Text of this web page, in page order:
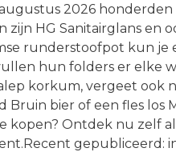
2026
zijn HG Sanitairglans en
runderstoofpot kun je
hun folders er elke
korkum, vergeet ook
Bruin bier of een fles los
kopen? Ontdek nu zelf
gepubliceerd: